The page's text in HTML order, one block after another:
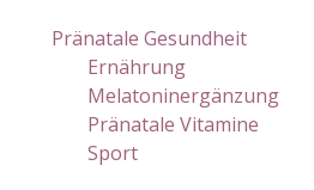
Pränatale Gesundheit
Ernährung
Melatoninergänzung
Pränatale Vitamine
Sport